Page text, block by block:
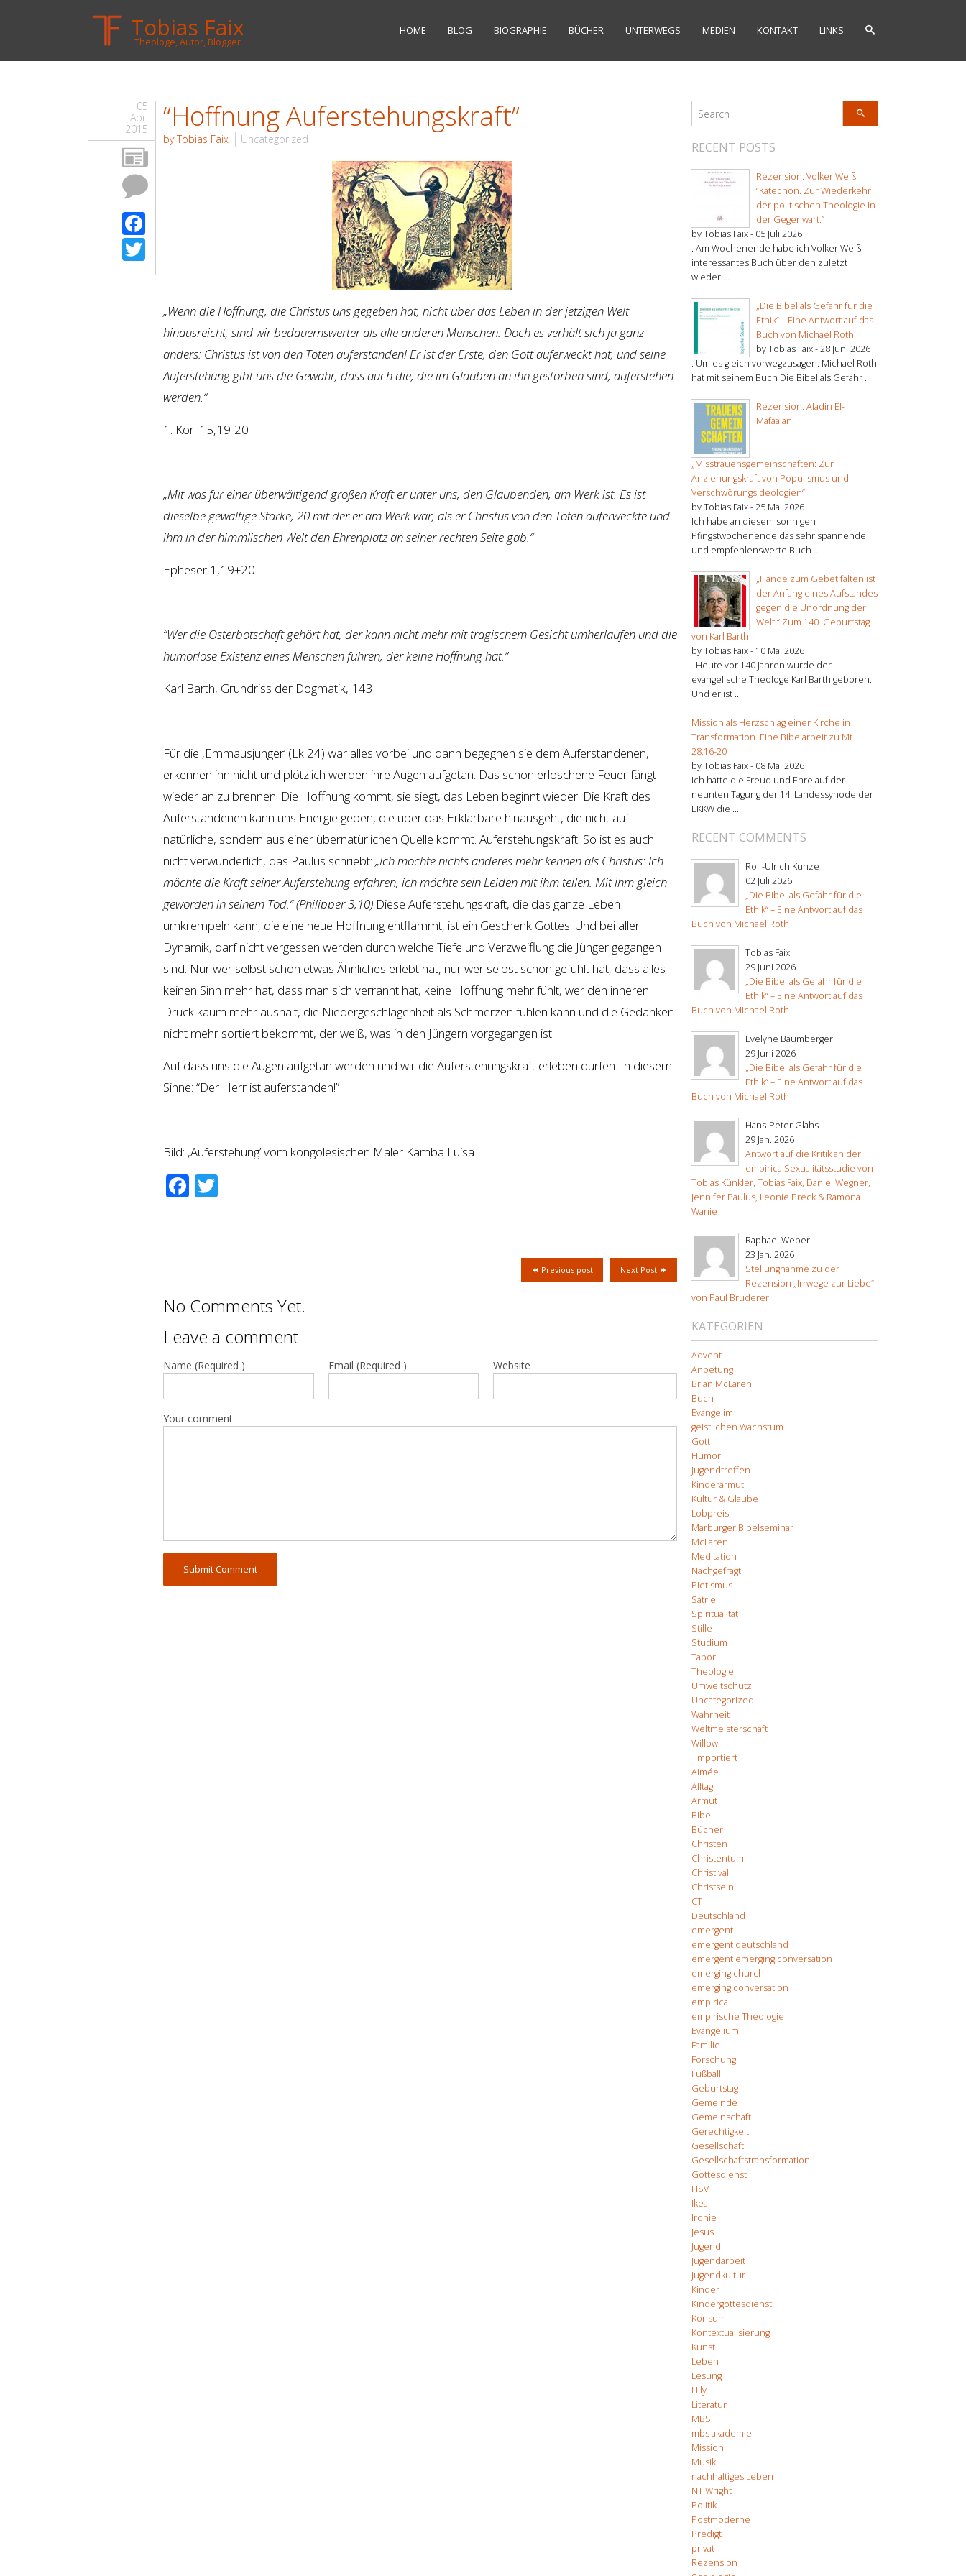
Tobias Faix
Theologe, Autor, Blogger
HOME BLOG BIOGRAPHIE BÜCHER UNTERWEGS MEDIEN KONTAKT LINKS
05
Apr.
2015
“Hoffnung Auferstehungskraft”
by Tobias Faix Uncategorized
„Wenn die Hoffnung, die Christus uns gegeben hat, nicht über das Leben in der jetzigen Welt
hinausreicht, sind wir bedauernswerter als alle anderen Menschen. Doch es verhält sich ja ganz
anders: Christus ist von den Toten auferstanden! Er ist der Erste, den Gott auferweckt hat, und seine
Auferstehung gibt uns die Gewähr, dass auch die, die im Glauben an ihn gestorben sind, auferstehen
werden.“
1. Kor. 15,19-20
„Mit was für einer überwältigend großen Kraft er unter uns, den Glaubenden, am Werk ist. Es ist
dieselbe gewaltige Stärke, 20 mit der er am Werk war, als er Christus von den Toten auferweckte und
ihm in der himmlischen Welt den Ehrenplatz an seiner rechten Seite gab.“
Epheser 1,19+20
“Wer die Osterbotschaft gehört hat, der kann nicht mehr mit tragischem Gesicht umherlaufen und die
humorlose Existenz eines Menschen führen, der keine Hoffnung hat.”
Karl Barth, Grundriss der Dogmatik, 143.
Für die ‚Emmausjünger’ (Lk 24) war alles vorbei und dann begegnen sie dem Auferstandenen,
erkennen ihn nicht und plötzlich werden ihre Augen aufgetan. Das schon erloschene Feuer fängt
wieder an zu brennen. Die Hoffnung kommt, sie siegt, das Leben beginnt wieder. Die Kraft des
Auferstandenen kann uns Energie geben, die über das Erklärbare hinausgeht, die nicht auf
natürliche, sondern aus einer übernatürlichen Quelle kommt. Auferstehungskraft. So ist es auch
nicht verwunderlich, das Paulus schriebt: „Ich möchte nichts anderes mehr kennen als Christus: Ich
möchte die Kraft seiner Auferstehung erfahren, ich möchte sein Leiden mit ihm teilen. Mit ihm gleich
geworden in seinem Tod.“ (Philipper 3,10) Diese Auferstehungskraft, die das ganze Leben
umkrempeln kann, die eine neue Hoffnung entflammt, ist ein Geschenk Gottes. Und bei aller
Dynamik, darf nicht vergessen werden durch welche Tiefe und Verzweiflung die Jünger gegangen
sind. Nur wer selbst schon etwas Ähnliches erlebt hat, nur wer selbst schon gefühlt hat, dass alles
keinen Sinn mehr hat, dass man sich verrannt hat, keine Hoffnung mehr fühlt, wer den inneren
Druck kaum mehr aushält, die Niedergeschlagenheit als Schmerzen fühlen kann und die Gedanken
nicht mehr sortiert bekommt, der weiß, was in den Jüngern vorgegangen ist.
Auf dass uns die Augen aufgetan werden und wir die Auferstehungskraft erleben dürfen. In diesem
Sinne: “Der Herr ist auferstanden!”
Bild: ‚Auferstehung’ vom kongolesischen Maler Kamba Luisa.
Facebook
Next Post
Previous post
No Comments Yet.
Leave a comment
Name (Required ) Email (Required ) Website
Your comment
RECENT POSTS
Rezension: Volker Weiß:
“Katechon. Zur Wiederkehr
der politischen Theologie in
der Gegenwart.”
by Tobias Faix - 05 Juli 2026
. Am Wochenende habe ich Volker Weiß
interessantes Buch über den zuletzt
wieder ...
„Die Bibel als Gefahr für die
Ethik“ – Eine Antwort auf das
Buch von Michael Roth
by Tobias Faix -28 Juni 2026
. Um es gleich vorwegzusagen: Michael Roth
hat mit seinem Buch Die Bibel als Gefahr ...
Rezension: Aladin El-
Mafaalani
„Misstrauensgemeinschaften: Zur
Anziehungskraft von Populismus und
Verschwörungsideologien“
by Tobias Faix -25 Mai 2026
Ich habe an diesem sonnigen
Pfingstwochenende das sehr spannende
und empfehlenswerte Buch ...
„Hände zum Gebet falten ist
der Anfang eines Aufstandes
gegen die Unordnung der
Welt.“ Zum 140. Geburtstag
von Karl Barth
by Tobias Faix - 10 Mai 2026
. Heute vor 140 Jahren wurde der
evangelische Theologe Karl Barth geboren.
Und er ist ...
Mission als Herzschlag einer Kirche in
Transformation. Eine Bibelarbeit zu Mt
28,16-20
by Tobias Faix - 08 Mai 2026
Ich hatte die Freud und Ehre auf der
neunten Tagung der 14. Landessynode der
EKKW die ...
RECENT COMMENTS
Rolf-Ulrich Kunze
02 Juli 2026
„Die Bibel als Gefahr für die
Ethik“ – Eine Antwort auf das
Buch von Michael Roth
Tobias Faix
29 Juni 2026
„Die Bibel als Gefahr für die
Ethik“ – Eine Antwort auf das
Buch von Michael Roth
Evelyne Baumberger
29 Juni 2026
„Die Bibel als Gefahr für die
Ethik“ – Eine Antwort auf das
Buch von Michael Roth
Hans-Peter Glahs
29 Jan. 2026
Antwort auf die Kritik an der
empirica Sexualitätsstudie von
Tobias Künkler, Tobias Faix, Daniel Wegner,
Jennifer Paulus, Leonie Preck & Ramona
Wanie
Raphael Weber
23 Jan. 2026
Stellungnahme zu der
Rezension „Irrwege zur Liebe“
von Paul Bruderer
KATEGORIEN
Advent
Anbetung
Brian McLaren
Buch
Evangelim
geistlichen Wachstum
Gott
Humor
Jugendtreffen
Kinderarmut
Kultur & Glaube
Lobpreis
Marburger Bibelseminar
McLaren
Meditation
Nachgefragt
Pietismus
Satrie
Spiritualität
Stille
Studium
Tabor
Theologie
Umweltschutz
Uncategorized
Wahrheit
Weltmeisterschaft
Willow
_importiert
Aimée
Alltag
Armut
Bibel
Bücher
Christen
Christentum
Christival
Christsein
CT
Deutschland
emergent
emergent deutschland
emergent emerging conversation
emerging church
emerging conversation
empirica
empirische Theologie
Evangelium
Familie
Forschung
Fußball
Geburtstag
Gemeinde
Gemeinschaft
Gerechtigkeit
Gesellschaft
Gesellschaftstransformation
Gottesdienst
HSV
Ikea
Ironie
Jesus
Jugend
Jugendarbeit
Jugendkultur
Kinder
Kindergottesdienst
Konsum
Kontextualisierung
Kunst
Leben
Lesung
Lilly
Literatur
MBS
mbs akademie
Mission
Musik
nachhaltiges Leben
NT Wright
Politik
Postmoderne
Predigt
privat
Rezension